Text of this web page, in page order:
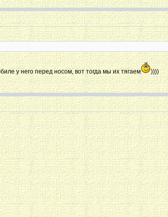
у него перед носом, вот тогда мы их тягаем ))))